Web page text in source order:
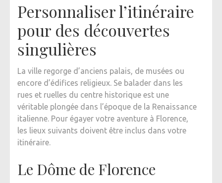
Personnaliser l’itinéraire
pour des découvertes
singulières
La ville regorge d’anciens palais, de musées ou
encore d’édifices religieux. Se balader dans les
rues et ruelles du centre historique est une
véritable plongée dans l’époque de la Renaissance
italienne. Pour égayer votre aventure à Florence,
les lieux suivants doivent être inclus dans votre
itinéraire.
Le Dôme de Florence